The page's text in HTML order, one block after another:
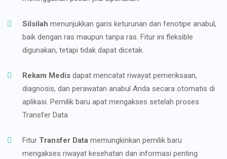
Silsilah menunjukkan garis keturunan dan fenotipe anabul,
baik dengan ras maupun tanpa ras. Fitur ini fleksible
digunakan, tetapi tidak dapat dicetak.
Rekam Medis dapat mencatat riwayat pemeriksaan,
diagnosis, dan perawatan anabul Anda secara otomatis di
aplikasi. Pemilik baru apat mengakses setelah proses
Transfer Data
Fitur Transfer Data memungkinkan pemilik baru
mengakses riwayat kesehatan dan informasi penting